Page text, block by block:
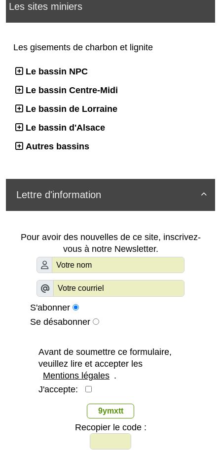
Les sites miniers
Les gisements de charbon et lignite
Le bassin NPC
Le bassin Centre-Midi
Le bassin de Lorraine
Le bassin d'Alsace
Autres bassins

Lettre d'information
Pour avoir des nouvelles de ce site, inscrivez-
vous à notre Newsletter.
S'abonner
Se désabonner
Avant de soumettre ce formulaire,
veuillez lire et accepter les
Mentions légales .
J'accepte:
9ymxtt
Recopier le code :